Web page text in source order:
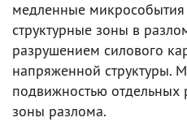
медленные микрособытия
структурные зоны в
разрушением силового
напряженной структуры.
подвижностью отдельных
зоны разлома.